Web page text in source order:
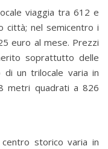
viaggia tra 612 e
città; nel semicentro i
euro al mese. Prezzi
soprattutto delle
di un trilocale varia in
metri quadrati a 826
storico varia in